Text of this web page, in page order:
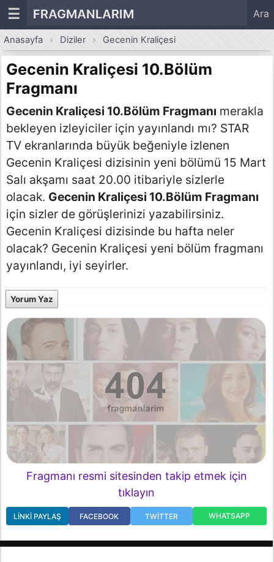
☰ FRAGMANLARIM Ara
Anasayfa Diziler Gecenin Kraliçesi
Gecenin Kraliçesi 10.Bölüm
Fragmanı
Gecenin Kraliçesi 10.Bölüm Fragmanı merakla
bekleyen izleyiciler için yayınlandı mı? STAR
TV ekranlarında büyük beğeniyle izlenen
Gecenin Kraliçesi dizisinin yeni bölümü 15 Mart
Salı akşamı saat 20.00 itibariyle sizlerle
olacak. Gecenin Kraliçesi 10.Bölüm Fragmanı
için sizler de görüşlerinizi yazabilirsiniz.
Gecenin Kraliçesi dizisinde bu hafta neler
olacak? Gecenin Kraliçesi yeni bölüm fragmanı
yayınlandı, iyi seyirler.
Yorum Yaz
Fragmanı resmi sitesinden takip etmek için
tıklayın
LINKI PAYLAŞ FACEBOOK TWITTER WHATSAPP